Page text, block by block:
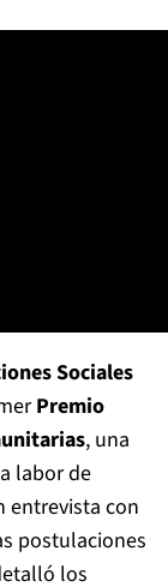
Sociales
Premio
, una
labor de
entrevista con
postulaciones
los